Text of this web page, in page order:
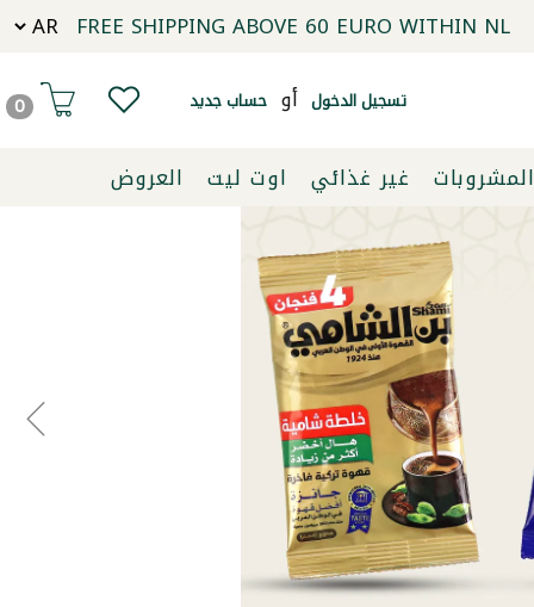
FREE SHIPPING ABOVE 60 EURO WITHIN NL
تسجيل الدخول أو حساب جديد 0
المشروبات غير غذائي اوت ليت العروض